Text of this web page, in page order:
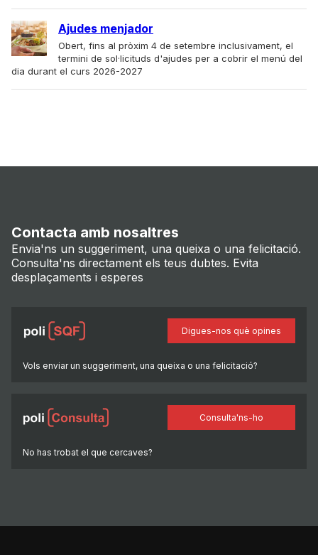
Ajudes menjador
Obert, fins al pròxim 4 de setembre inclusivament, el
termini de sol·licituds d'ajudes per a cobrir el menú del
dia durant el curs 2026-2027
Contacta amb nosaltres
Envia'ns un suggeriment, una queixa o una felicitació.
Consulta'ns directament els teus dubtes. Evita
desplaçaments i esperes
Vols enviar un suggeriment, una queixa o una felicitació?
Digues-nos què opines
No has trobat el que cercaves?
Consulta'ns-ho